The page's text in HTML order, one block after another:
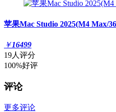
苹果Mac Studio 2025(M4 Max/
￥16499
19人评分
100%好评
评论
更多评论